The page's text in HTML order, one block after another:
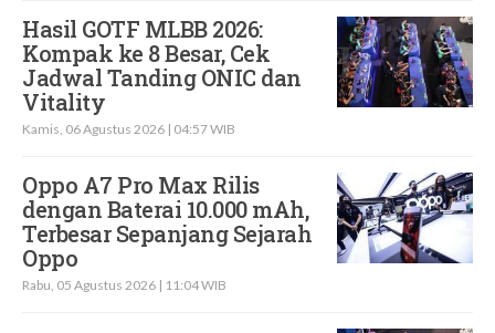
Hasil GOTF MLBB 2026:
Kompak ke 8 Besar, Cek
Jadwal Tanding ONIC dan
Vitality
Kamis, 06 Agustus 2026 | 04:57 WIB
Oppo A7 Pro Max Rilis
dengan Baterai 10.000 mAh,
Terbesar Sepanjang Sejarah
Oppo
Rabu, 05 Agustus 2026 | 11:04 WIB